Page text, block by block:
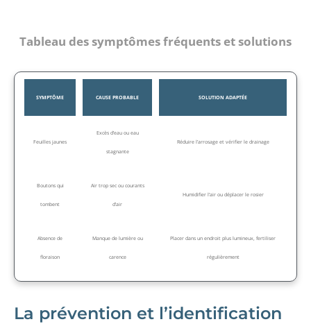
Tableau des symptômes fréquents et solutions
SYMPTÔME CAUSE PROBABLE SOLUTION ADAPTÉE
Feuilles jaunes
Excès d’eau ou eau
stagnante
Réduire l’arrosage et vérifier le drainage
Boutons qui
tombent
Air trop sec ou courants
d’air
Humidifier l’air ou déplacer le rosier
Absence de
floraison
Manque de lumière ou
carence
Placer dans un endroit plus lumineux, fertiliser
régulièrement
La prévention et l’identification